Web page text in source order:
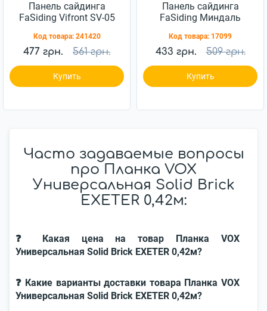
Панель сайдинга
FaSiding Vifront SV-05
Код товара: 241420
477 грн. 561 грн.
Купить
Панель сайдинга
FaSiding Миндаль
Код товара: 17099
433 грн. 509 грн.
Купить
Часто задаваемые вопросы
про Планка VOX
Универсальная Solid Brick
EXETER 0,42м:
❓ Какая цена на товар Планка VOX
Универсальная Solid Brick EXETER 0,42м?
❓ Какие варианты доставки товара Планка VOX
Универсальная Solid Brick EXETER 0,42м?